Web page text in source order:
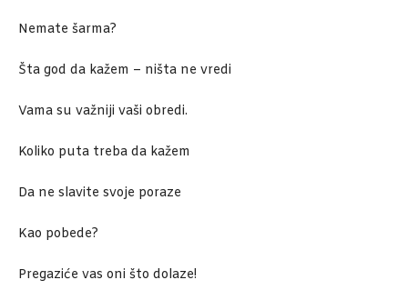
Nemate šarma?
Šta god da kažem – ništa ne vredi
Vama su važniji vaši obredi.
Koliko puta treba da kažem
Da ne slavite svoje poraze
Kao pobede?
Pregaziće vas oni što dolaze!